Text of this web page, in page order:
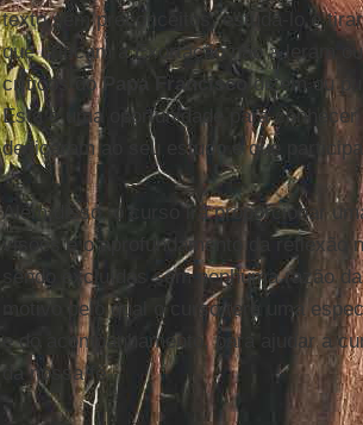
texto sem preconceitos, estudá-lo e
que criticam a Exortação não a leram
críticos doPapa Francisco dizem ou
Esta é uma oportunidade para
dedicaram ao seu estudo e que
Além disso, o curso irá proporcionar
visões e o aprofundamento da reflexão
sendo excluídas sem nenhuma razão
motivo pelo qual o curso terá uma
e do acompanhamento, para ajudar a
da nossa fé.